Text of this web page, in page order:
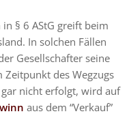
§ 6 AStG greift beim
In solchen Fällen
Gesellschafter seine
des Wegzugs
nicht erfolgt, wird auf
aus dem “Verkauf”